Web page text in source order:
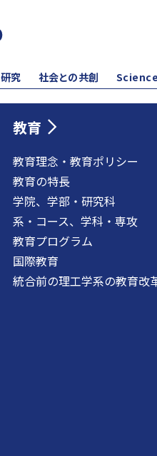
研究 社会との共創
教育
教育理念・教育ポリシー
教育の特長
学院、学部・研究科
系・コース、学科・専攻
教育プログラム
国際教育
統合前の理工学系の教育改